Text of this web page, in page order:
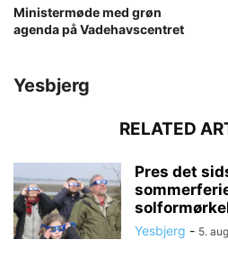
Ministermøde med grøn
agenda på Vadehavscentret
Yesbjerg
RELATED
Pres det
Yesbjerg - 5.